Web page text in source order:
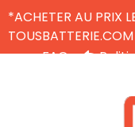
*ACHETER AU PRIX
FAQ